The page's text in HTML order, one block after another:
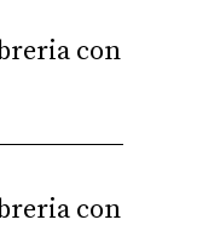
con
con